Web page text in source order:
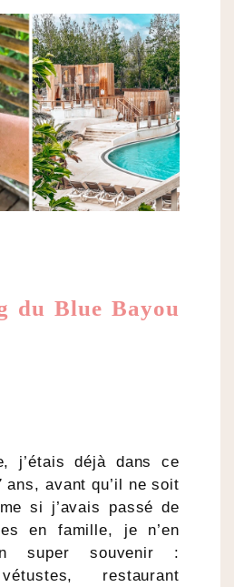
du Blue Bayou
j’étais déjà dans ce
avant qu’il ne soit
si j’avais passé de
en famille, je n’en
super souvenir :
restaurant